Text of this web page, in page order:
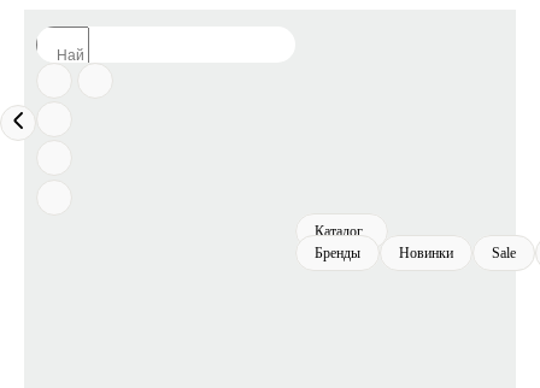
Каталог
Бренды
Новинки Sale